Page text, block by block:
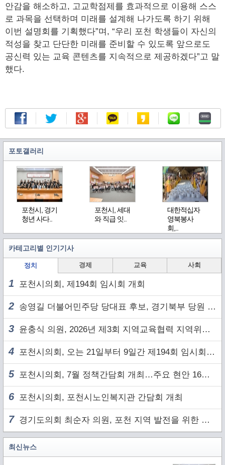
안감을 해소하고, 고교학점제를 효과적으로 이용해 스스
로 과목을 선택하며 미래를 설계해 나가도록 하기 위해
이번 설명회를 기획했다”며, “우리 포천 학생들이 자신의
적성을 찾고 단단한 미래를 준비할 수 있도록 앞으로도
공신력 있는 교육 콘텐츠를 지속적으로 제공하겠다”고 말
했다.
포토갤러리
포천시, 경기
청년 사다..
포천시, 세대
와 직급 잇..
대한적십자
영북봉사
회,..
카테고리별 인기기사
정치 경제 교육 사회
1 포천시의회, 제194회 임시회 개회
2 송영길 더불어민주당 당대표 후보, 경기북부 당원 및 2030 세대와 ‘소통 행보’
3 윤충식 의원, 2026년 제3회 지역교육협력 지역위원회 주재
4 포천시의회, 오는 21일부터 9일간 제194회 임시회 개회
5 포천시의회, 7월 정책간담회 개최…주요 현안 16건 점검
6 포천시의회, 포천시노인복지관 간담회 개최
7경기도의회 최순자 의원, 포천 지역 발전을 위한 정담회 개최
최신뉴스